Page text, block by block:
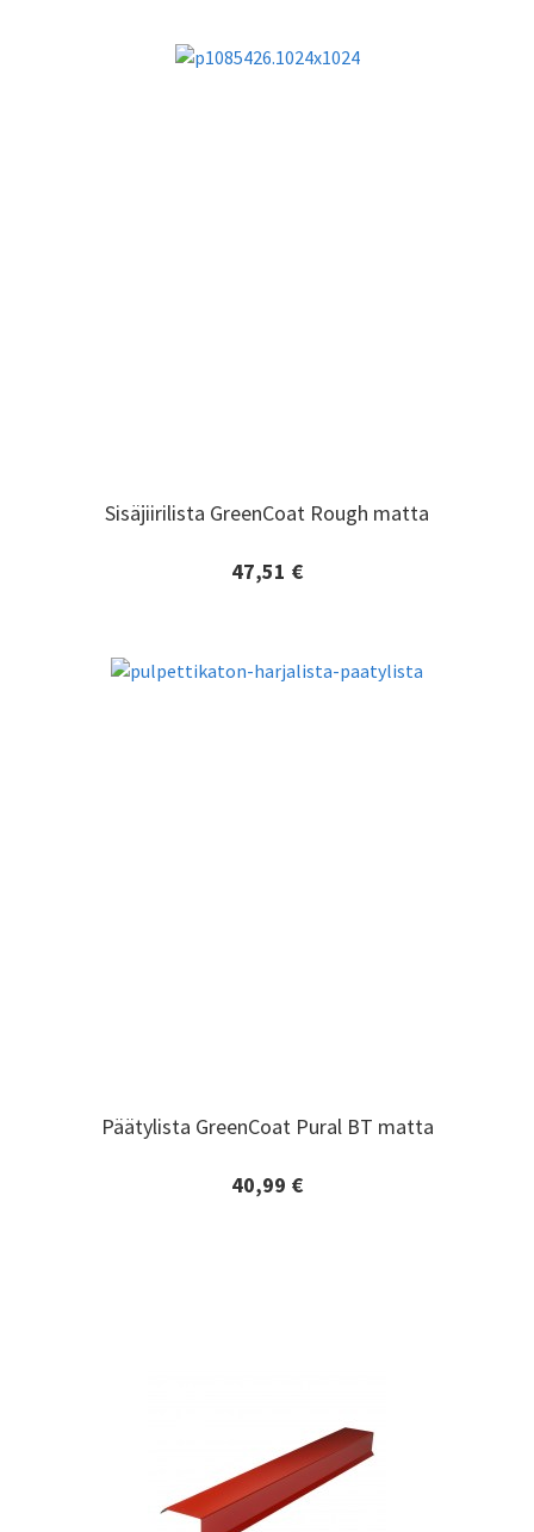
Sisäjiirilista GreenCoat Rough matta
47,51 €
Sisäjiirilista GreenCoat Rough matta
Lisätiedot ja tilaaminen
Päätylista GreenCoat Pural BT matta
40,99 €
Päätylista GreenCoat Pural BT matta
Lisätiedot ja tilaaminen